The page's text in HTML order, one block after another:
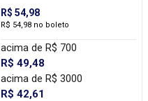
ADAPTOGEN
R$ 54,98
R$ 54,98 no boleto
acima de R$ 700
R$ 49,48
acima de R$ 3000
R$ 42,61